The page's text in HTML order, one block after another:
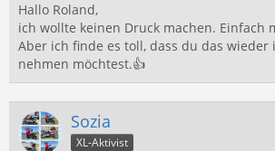
Hallo Roland,
ich wollte keinen Druck machen. Einfach
Aber ich finde es toll, dass du das wieder
nehmen möchtest.👍
Sozia
XL-Aktivist